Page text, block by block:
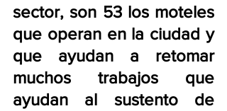
sector, son 53 los moteles
que operan en la ciudad y
que ayudan a retomar
muchos trabajos que
ayudan al sustento de